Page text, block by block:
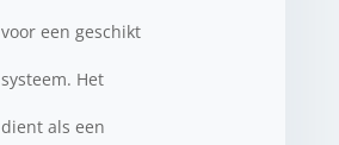
voor een geschikt
systeem. Het
dient als een